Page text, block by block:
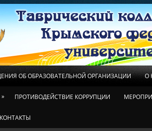
ОБ ОБРАЗОВАТЕЛЬНОЙ ОРГАНИЗАЦИИ О
» ПРОТИВОДЕЙСТВИЕ КОРРУПЦИИ
КОНТАКТЫ